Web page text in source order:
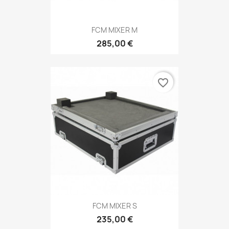
FCM MIXER M
285,00 €
FCM MIXER S
235,00 €
favorite_border